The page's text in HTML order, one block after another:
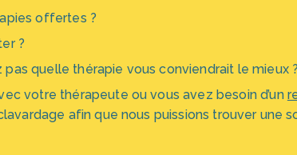
offertes ?
?
quelle thérapie vous conviendrait le mieux ?
votre thérapeute ou vous avez besoin d’un
afin que nous puissions trouver une